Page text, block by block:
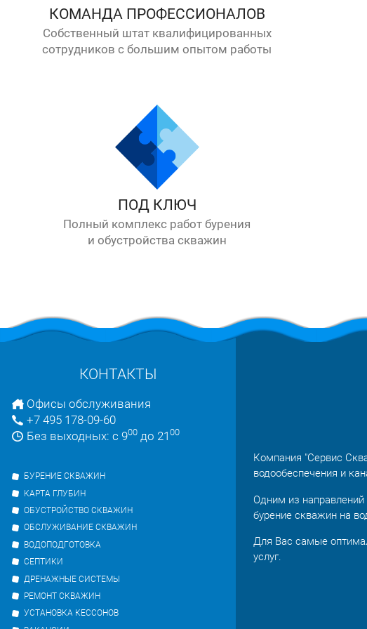
КОМАНДА ПРОФЕССИОНАЛОВ
Собственный штат квалифицированных
сотрудников с большим опытом работы
ПОД КЛЮЧ
Полный комплекс работ бурения
и обустройства скважин
КОНТАКТЫ
Офисы обслуживания
+7 495 178-09-60
Без выходных: с 900до 21 00
БУРЕНИЕ СКВАЖИН
КАРТА ГЛУБИН
ОБУСТРОЙСТВО СКВАЖИН
ОБСЛУЖИВАНИЕ СКВАЖИН
ВОДОПОДГОТОВКА
СЕПТИКИ
ДРЕНАЖНЫЕ СИСТЕМЫ
РЕМОНТ СКВАЖИН
УСТАНОВКА КЕССОНОВ
Компания "Сервис
водообеспечения и
Одним из
бурение скважин на
Для Вас самые
услуг.